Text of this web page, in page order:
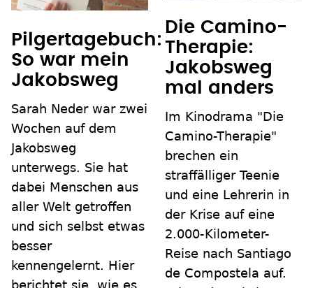
Pilgertagebuch:
So war mein
Jakobsweg
Sarah Neder war zwei
Wochen auf dem
Jakobsweg
unterwegs. Sie hat
dabei Menschen aus
aller Welt getroffen
und sich selbst etwas
besser
kennengelernt. Hier
Die Camino-
Therapie:
Jakobsweg
mal anders
Im Kinodrama "Die
Camino-Therapie"
brechen ein
straffälliger Teenie
und eine Lehrerin in
der Krise auf eine
2.000-Kilometer-
Reise nach Santiago
de Compostela auf.